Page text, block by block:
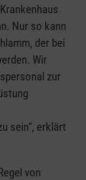
Nur so kann
der bei
Wir
zur
sein“, erklärt
von